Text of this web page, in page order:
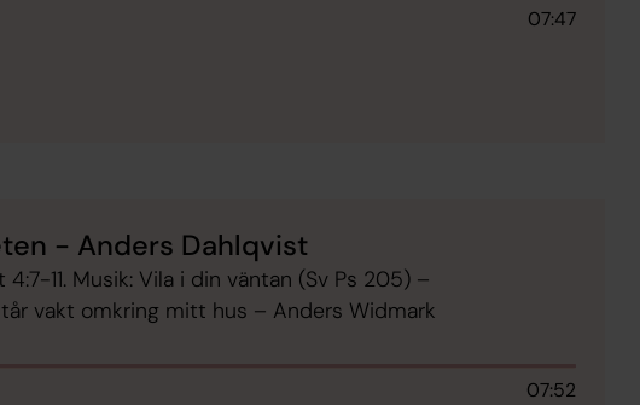
07:47
- Anders Dahlqvist
11. Musik: Vila i din väntan (Sv Ps 205) –
vakt omkring mitt hus – Anders Widmark
07:52